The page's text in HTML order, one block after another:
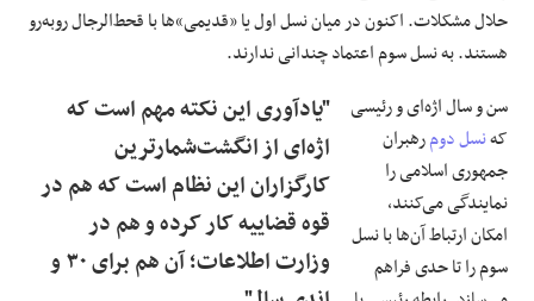
حلال مشکلات. اکنون در میان نسل اول یا «قدیمی»‌ها با قحط‌الرجال رو‌به‌رو
هستند. به نسل سوم اعتماد چندانی ندارند.
"یادآوری این نکته مهم است که
اژه‌ای از انگشت‌شمارترین
کارگزاران این نظام است که هم در
قوه‌ قضاییه کار کرده و هم در
وزارت اطلاعات؛ آن هم برای ۳۰ ‌و
سن و سال اژه‌ای و رئیسی
کهنسل دومرهبران
جمهوری اسلامی را
نمایندگی می‌کنند،
امکان ارتباط آن‌ها با نسل
سوم را تا حدی فراهم